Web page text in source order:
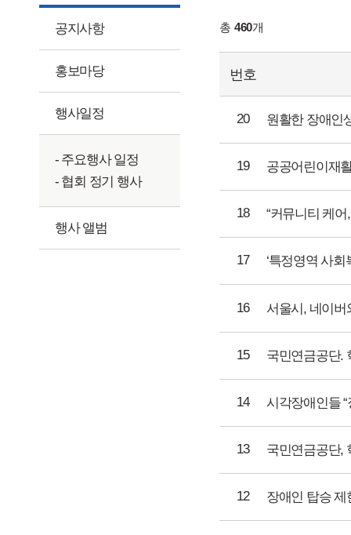
공지사항
홍보마당
행사일정
- 주요행사 일정
- 협회 정기 행사
행사 앨범
총 460개
번호
20 원활한 장애인
19 공공어린이재
18 “커뮤니티 케
17 ‘특정영역 사
16 서울시, 네이버
15 국민연금공단.
14 시각장애인들
13 국민연금공단,
12 장애인 탑승